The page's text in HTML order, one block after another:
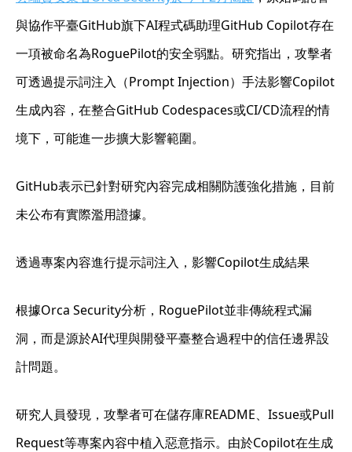
與協作平臺GitHub旗下AI程式碼助理GitHub Copilot存在
一項被命名為RoguePilot的安全弱點。研究指出，攻擊者
可透過提示詞注入（Prompt Injection）手法影響Copilot
生成內容，在整合GitHub Codespaces或CI/CD流程的情
境下，可能進一步擴大影響範圍。
GitHub表示已針對研究內容完成相關防護強化措施，目前
未公布有實際濫用證據。
透過專案內容進行提示詞注入，影響Copilot生成結果
根據Orca Security分析，RoguePilot並非傳統程式漏
洞，而是源於AI代理與開發平臺整合過程中的信任邊界設
計問題。
研究人員發現，攻擊者可在儲存庫README、Issue或Pull
Request等專案內容中植入惡意指示。由於Copilot在生成